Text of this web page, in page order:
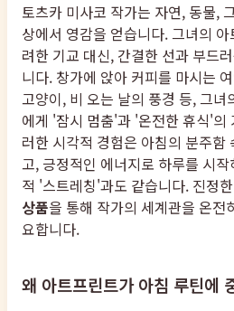
토츠카 미사코 작가는 자연, 동물,
상에서 영감을 얻습니다. 그녀의
려한 기교 대신, 간결한 선과 부드
니다. 창가에 앉아 커피를 마시는
고양이, 비 오는 날의 풍경 등, 그녀
에게 '잠시 멈춤'과 '온전한 휴식'의
러한 시각적 경험은 아침의 분주함
고, 긍정적인 에너지로 하루를 시
적 '스트레칭'과도 같습니다. 진정
상품을 통해 작가의 세계관을 온전
요합니다.
왜 아트프린트가 아침 루틴에